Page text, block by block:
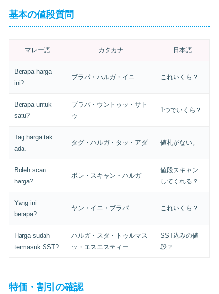
基本の値段質問
マレー語 カタカナ 日本語
Berapa harga
ini?
ブラパ・ハルガ・イニ これいくら？
Berapa untuk
satu?
ブラパ・ウントゥッ・サト
ゥ
1つでいくら？
Tag harga tak
ada.
タグ・ハルガ・タッ・アダ 値札がない。
Boleh scan
harga?
ボレ・スキャン・ハルガ
値段スキャン
してくれる？
Yang ini
berapa?
ヤン・イニ・ブラパ これいくら？
Harga sudah
termasuk SST?
ハルガ・スダ・トゥルマス
ッ・エスエスティー
SST込みの値
段？
特価・割引の確認